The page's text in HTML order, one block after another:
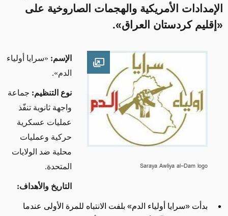
الإمدادات الأمريكية والهجمات الصاروخية على
«إقليم كردستان العراق».
Open image
Saraya Awliya al-Dam logo
الإسم: «سرايا أولياء
الدم»
.
نوع التنظيم: جماعة
واجهة ثانوية تنفّذ
عمليات عسكرية
حركية وعمليات
محلية ضد الولايات
المتحدة.
التاريخ والأهداف:
بدأت «سرايا أولياء الدم» بلفت الانتباه للمرة الأولى عندما